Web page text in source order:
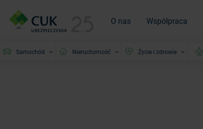
O nas Współpraca
Samochód Nieruchomość Życie i zdrowie